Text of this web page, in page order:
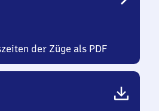
der Züge als PDF